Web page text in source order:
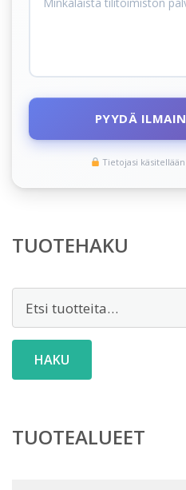
PYYDÄ
Tietojasi
TUOTEHAKU
HAKU
TUOTEALUEET